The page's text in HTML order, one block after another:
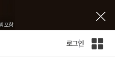
로그인
인